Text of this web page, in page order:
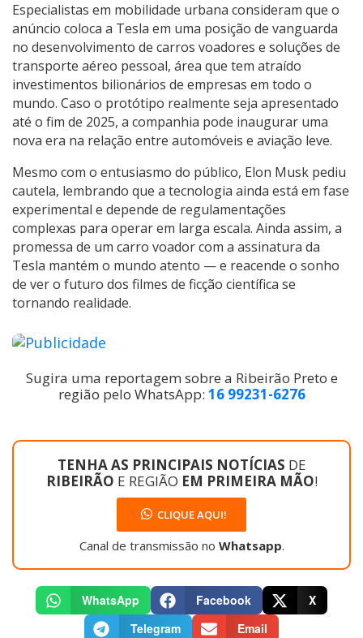
Especialistas em mobilidade urbana consideram que o
anúncio coloca a Tesla em uma posição de vanguarda
no desenvolvimento de carros voadores e soluções de
transporte aéreo pessoal, área que tem atraído
investimentos bilionários de empresas em todo o
mundo. Caso o protótipo realmente seja apresentado
até o fim de 2025, a companhia pode inaugurar uma
nova era na relação entre automóveis e aviação leve.
Mesmo com o entusiasmo do público, Elon Musk pediu
cautela, lembrando que a tecnologia ainda está em fase
experimental e depende de regulamentações
complexas para operar em larga escala. Ainda assim, a
promessa de um carro voador com a assinatura da
Tesla mantém o mundo atento — e reacende o sonho
de ver o futuro dos filmes de ficção científica se
tornando realidade.
Sugira uma reportagem sobre a Ribeirão Preto e
região pelo WhatsApp: 16 99231-6276
TENHA AS PRINCIPAIS NOTÍCIAS DE
RIBEIRÃO E REGIÃO EM PRIMEIRA MÃO!
CLIQUE AQUI!
Canal de transmissão no Whatsapp.
WhatsApp Facebook
X
Telegram
Email